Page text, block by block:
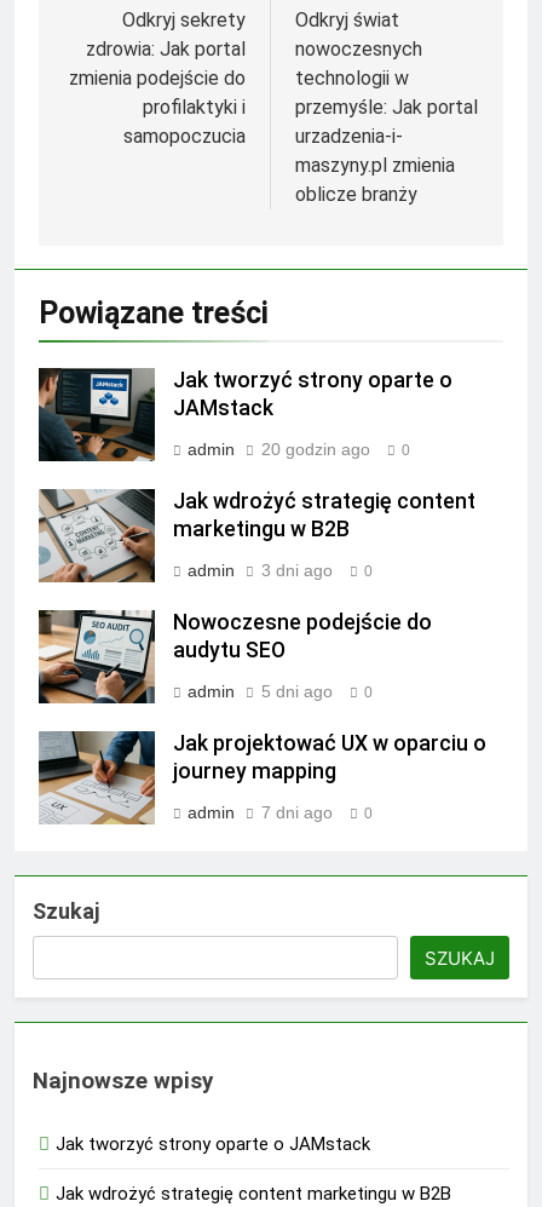
wpisuOdkryj sekrety
zdrowia: Jak portal
zmienia podejście do
profilaktyki i
samopoczucia
Odkryj świat
nowoczesnych
technologii w
przemyśle: Jak portal
urzadzenia-i-
maszyny.pl zmienia
oblicze branży
Powiązane treści
Jak tworzyć strony oparte o
JAMstack
admin 20 godzin ago 0
Jak wdrożyć strategię content
marketingu w B2B
admin 3 dni ago 0
Nowoczesne podejście do
audytu SEO
admin 5 dni ago 0
Jak projektować UX w oparciu o
journey mapping
admin 7 dni ago 0
Szukaj
SZUKAJ
Najnowsze wpisy
Jak tworzyć strony oparte o JAMstack
Jak wdrożyć strategię content marketingu w B2B